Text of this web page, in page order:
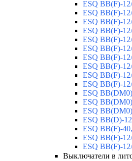
ESQ ВВ(F)-
ESQ ВВ(F)-
ESQ ВВ(F)-
ESQ BB(F)-
ESQ BB(F)-
ESQ BB(F)-
ESQ BB(F)-
ESQ ВВ(F)-
ESQ ВВ(F)-
ESQ BB(F)-
ESQ
ESQ
ESQ
ESQ BB(D)-
ESQ ВВ(F)-
ESQ ВВ(F)-
ESQ ВВ(F)-
Выключатели в